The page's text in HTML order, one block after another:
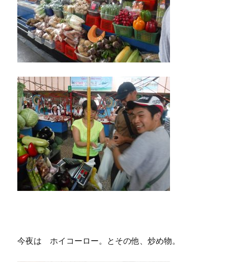
今夜は ホイコーロー。とその他、炒め物。